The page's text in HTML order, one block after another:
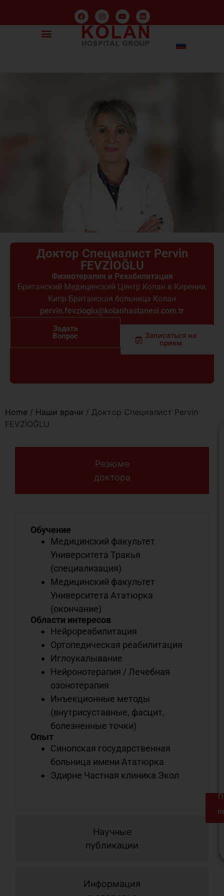
Доктор Специалист Pervin
FEVZİOĞLU
Физиотерапия и Рехабилитация
Британский Медицинский Центр Колан в Кирении,
Кипр Британская больница Колан
pervin.fevzioglu@kolanhastanesi.com.tr
Задать
Вопрос
Записаться на
прием
Home / Наши врачи / Доктор Специалист Pervin
FEVZİOĞLU
Резюме
доктора
Научные
публикации
Информация
Обучение
Медицинский факультет
Университета Тракья
(специализация)
Медицинский факультет
Университета Ататюрка
(окончание)
Области интересов
Нейрореабилитация
Ортопедическая реабилитация
Иглоукалывание
Нейронотерапия / Лечебная
озонотерапия
Инъекционные методы
(внутрисуставные, фасцит,
болезненные точки)
Опыт
Синопская государственная
больница имени Ататюрка
Эдирне Частная клиника Экол